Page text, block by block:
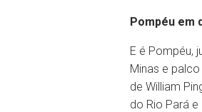
Pompéu em
E é Pompéu,
Minas e
de William
do Rio Pará e